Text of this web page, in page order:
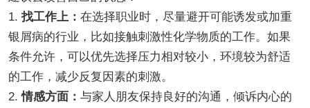
1. 找工作上： 在选择职业时，尽量避开可能诱发或加重
银屑病的行业，比如接触刺激性化学物质的工作。如果
条件允许，可以优先选择压力相对较小，环境较为舒适
的工作，减少反复因素的刺激。
2.情感方面： 与家人朋友保持良好的沟通，倾诉内心的